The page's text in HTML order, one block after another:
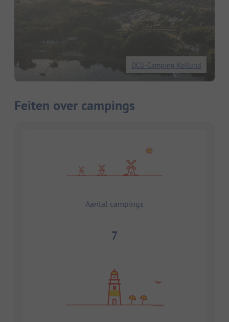
DCU-Camping Kollund
Feiten over campings
Aantal campings
7